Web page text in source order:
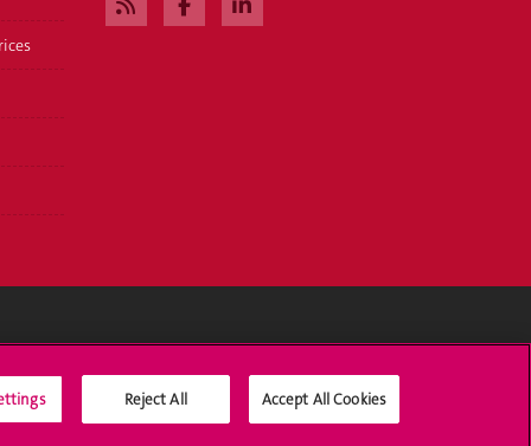
Reject All Accept All Cookies